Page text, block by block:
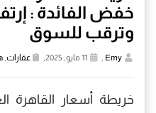
خفض الفائدة :
وترقب للسوق
Emy
, عقارات,
خريطة أسعار القاهرة